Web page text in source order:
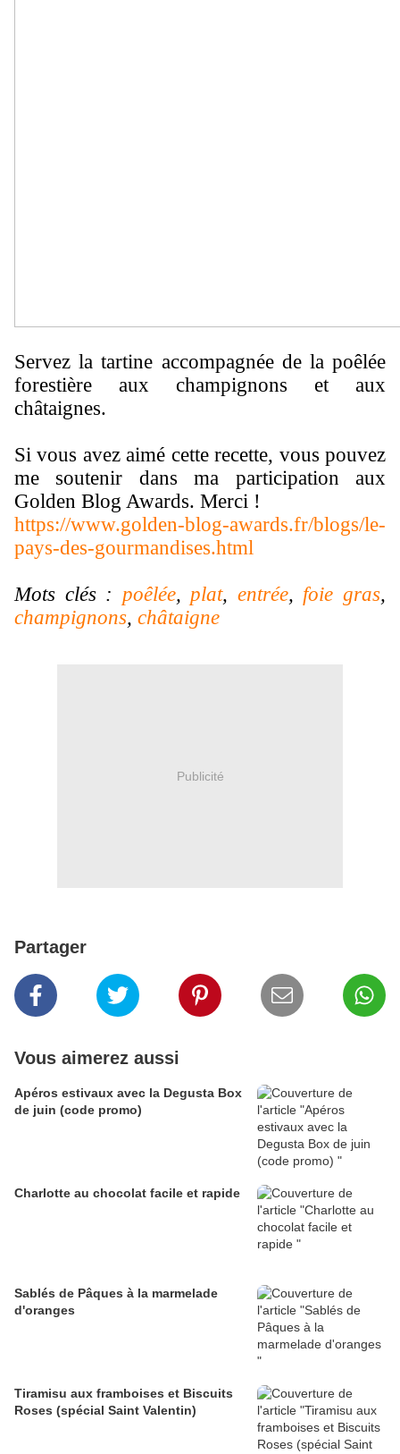
Servez la tartine accompagnée de la poêlée
forestière aux champignons et aux
châtaignes.
Si vous avez aimé cette recette, vous pouvez
me soutenir dans ma participation aux
Golden Blog Awards. Merci !
https://www.golden-blog-awards.fr/blogs/le-
pays-des-gourmandises.html
Mots clés : poêlée,plat, entrée, foie gras,
champignons, châtaigne
Publicité
Partager
Vous aimerez aussi
Apéros estivaux avec la Degusta Box
de juin (code promo)
Charlotte au chocolat facile et rapide
Sablés de Pâques à la marmelade
d'oranges
Tiramisu aux framboises et Biscuits
Roses (spécial Saint Valentin)